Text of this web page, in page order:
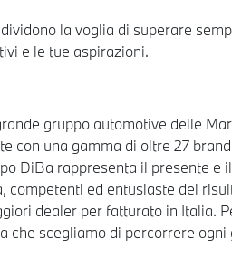
la voglia di superare
e le tue aspirazioni.
gruppo automotive delle
con una gamma di oltre 27
DiBa rappresenta il presente e
competenti ed entusiaste dei
dealer per fatturato in Italia.
che scegliamo di percorrere ogni